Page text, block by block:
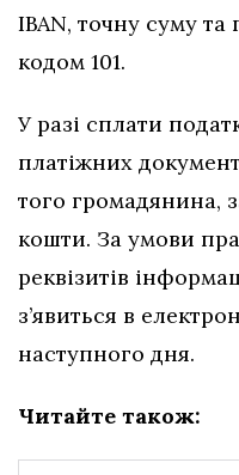
IBAN, точну суму
кодом 101.
У разі сплати
платіжних
того громадянина,
кошти. За умови
реквізитів
з’явиться в
наступного дня.
Читайте також: